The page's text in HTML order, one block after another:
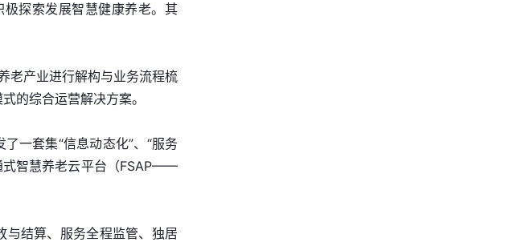
探索发展智慧健康养老。其
老产业进行解构与业务流程梳
的综合运营解决方案。
一套集“信息动态化”、“服务
式智慧养老云平台（FSAP——
与结算、服务全程监管、独居